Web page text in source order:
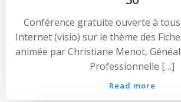
Conférence gratuite ouverte à
Internet (visio) sur le thème des
animée par Christiane Menot,
Professionnelle […]
Read more